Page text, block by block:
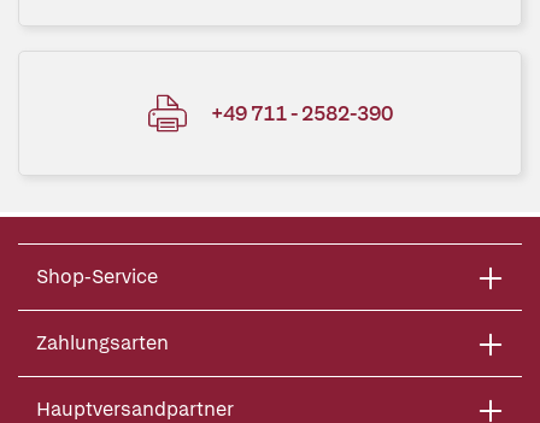
+49 711 - 2582-390
Shop-Service
Zahlungsarten
Hauptversandpartner